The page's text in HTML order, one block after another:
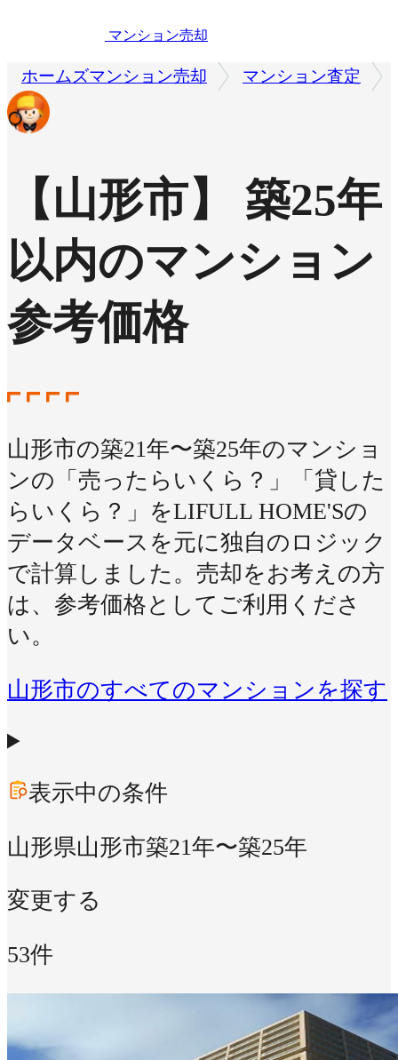
マンション売却
ホームズマンション売却 マンション査定
【山形市】 築25年
以内のマンション
参考価格
山形市の築21年〜築25年のマンショ
ンの「売ったらいくら？」「貸した
らいくら？」をLIFULL HOME'Sの
データベースを元に独自のロジック
で計算しました。売却をお考えの方
は、参考価格としてご利用くださ
い。
山形市のすべてのマンションを探す
表示中の条件
山形県山形市築21年〜築25年
変更する
53件